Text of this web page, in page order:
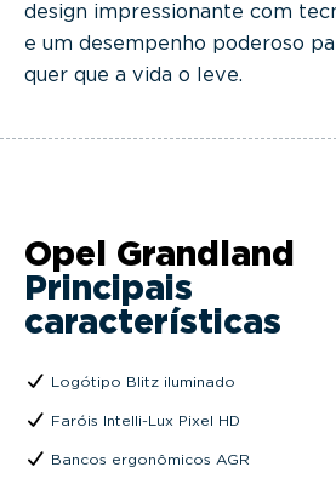
design impressionante com
e um desempenho poderoso
quer que a vida o leve.
Opel Grandland
Principais
características
Logótipo Blitz iluminado
Faróis Intelli-Lux Pixel HD
Bancos ergonômicos AGR